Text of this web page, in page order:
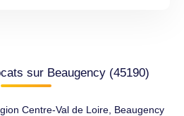
sur Beaugency (45190)
Centre-Val de Loire, Beaugency